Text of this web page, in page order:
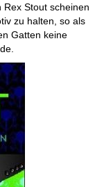
Rex Stout scheinen
zu halten, so als
Gatten keine